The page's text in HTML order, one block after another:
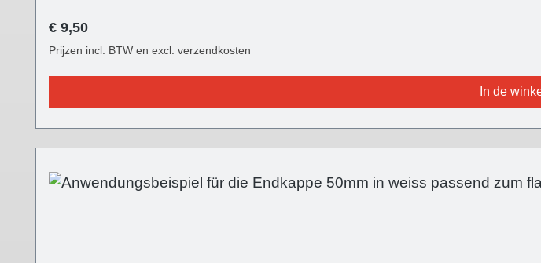
Normale prijs:
€ 9,50
Prijzen incl. BTW en excl. verzendkosten
In de